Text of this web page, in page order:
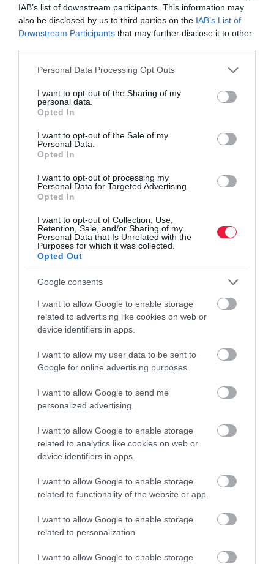
IAB’s list of downstream participants. This information may
also be disclosed by us to third parties on the IAB’s List of
Downstream Participants that may further disclose it to other
Please note that this website/app uses one or more Google
not limited to your visit or usage behaviour. You may click to
grant or deny consent to Google and its third-party tags to
use your data for below specified purposes in below Google
consent section.
Personal Data Processing Opt Outs
I want to opt-out of the Sharing of my
personal data.
Opted In
I want to opt-out of the Sale of my
Personal Data.
Opted In
I want to opt-out of processing my
Personal Data for Targeted Advertising.
Opted In
I want to opt-out of Collection, Use,
Retention, Sale, and/or Sharing of my
Personal Data that Is Unrelated with the
Purposes for which it was collected.
Opted Out
Google consents
I want to allow Google to enable storage
related to advertising like cookies on web or
device identifiers in apps.
I want to allow my user data to be sent to
Google for online advertising purposes.
I want to allow Google to send me
personalized advertising.
I want to allow Google to enable storage
related to analytics like cookies on web or
device identifiers in apps.
I want to allow Google to enable storage
related to functionality of the website or app.
I want to allow Google to enable storage
related to personalization.
I want to allow Google to enable storage
Kis kedvenc, nagy kiadás: elszálltak az állattartás
A tápot nem számítva 60 ezer forintnál is többe kerülhet egy kutya
oltások ára is több tízezer forintra rúg. Igazi luxus lett a…